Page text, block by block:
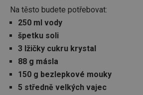
Na těsto budete potřebovat:
250 ml vody
špetku soli
3 lžičky cukru krystal
88 g másla
150 g bezlepkové mouky
5 středně velkých vajec